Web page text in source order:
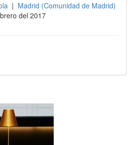
| Madrid (Comunidad de Madrid)
del 2017